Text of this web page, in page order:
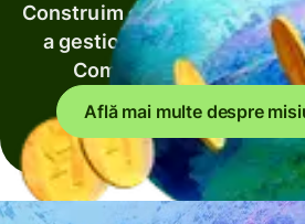
Construim cel mai bun mod
a gestiona banii întregii
Comoditate maximă.
Află mai multe despre